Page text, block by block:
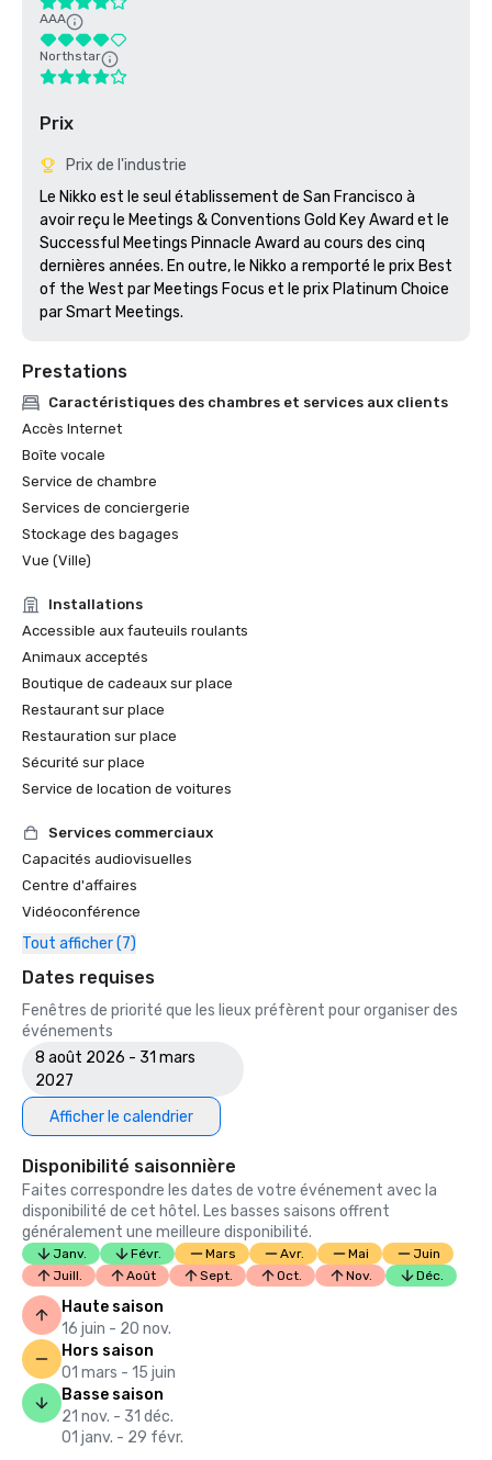
AAA
Northstar
Prix
Prix de l'industrie
Le Nikko est le seul établissement de San Francisco à
avoir reçu le Meetings & Conventions Gold Key Award et le
Successful Meetings Pinnacle Award au cours des cinq
dernières années. En outre, le Nikko a remporté le prix Best
of the West par Meetings Focus et le prix Platinum Choice
par Smart Meetings.
Prestations
Caractéristiques des chambres et services aux clients
Accès Internet
Boîte vocale
Service de chambre
Services de conciergerie
Stockage des bagages
Vue (Ville)
Installations
Accessible aux fauteuils roulants
Animaux acceptés
Boutique de cadeaux sur place
Restaurant sur place
Restauration sur place
Sécurité sur place
Service de location de voitures
Services commerciaux
Capacités audiovisuelles
Centre d'affaires
Vidéoconférence
Tout afficher (7)
Dates requises
Fenêtres de priorité que les lieux préfèrent pour organiser des
événements
8 août 2026 - 31 mars
2027
Afficher le calendrier
Disponibilité saisonnière
Faites correspondre les dates de votre événement avec la
disponibilité de cet hôtel. Les basses saisons offrent
généralement une meilleure disponibilité.
Janv. Févr. Mars Avr. Mai
Juin
Juill.
Août Sept. Oct. Nov. Déc.
Haute saison
16 juin - 20 nov.
Hors saison
01 mars - 15 juin
Basse saison
21 nov. - 31 déc.
01 janv. - 29 févr.